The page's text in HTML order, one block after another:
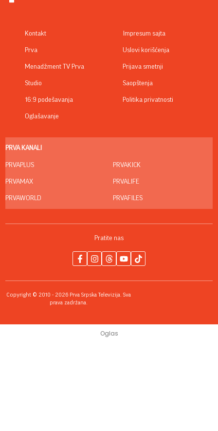
Kontakt
Prva
Menadžment TV Prva
Studio
16:9 podešavanja
Oglašavanje
Impresum sajta
Uslovi korišćenja
Prijava smetnji
Saopštenja
Politika privatnosti
PRVA KANALI
PRVAPLUS
PRVAMAX
PRVAWORLD
PRVAKICK
PRVALIFE
PRVAFILES
Pratite nas
Copyright © 2010 - 2026 Prva Srpska Televizija. Sva
prava zadržana.